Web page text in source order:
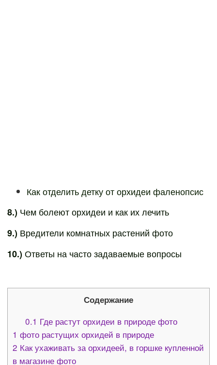
Как отделить детку от орхидеи фаленопсис
8.) Чем болеют орхидеи и как их лечить
9.) Вредители комнатных растений фото
10.)Ответы на часто задаваемые вопросы
Содержание
0.1 Где растут орхидеи в природе фото
1 фото растущих орхидей в природе
2 Как ухаживать за орхидеей, в горшке купленной
в магазине фото